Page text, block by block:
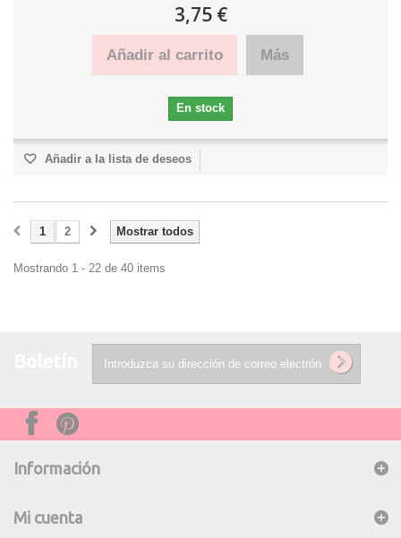
3,75 €
Añadir al carrito Más
En stock
Añadir a la lista de deseos
Mostrar todos
1 2
Mostrando 1 - 22 de 40 items
Información
Mi cuenta